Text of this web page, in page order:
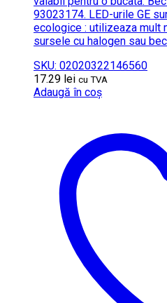
93023174. LED-urile GE
ecologice : utilizeaza mult
sursele cu halogen sau
SKU: 02020322146560
17.29 lei cu TVA
Adaugă în coș